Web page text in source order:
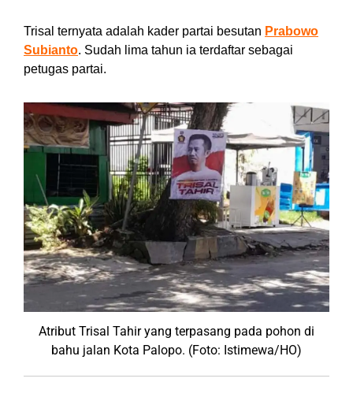
Trisal ternyata adalah kader partai besutan Prabowo
Subianto. Sudah lima tahun ia terdaftar sebagai
petugas partai.
Atribut Trisal Tahir yang terpasang pada pohon di
bahu jalan Kota Palopo. (Foto: Istimewa/HO)